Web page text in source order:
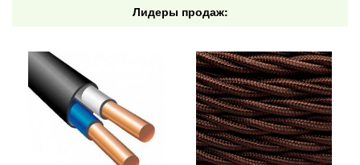
Лидеры продаж: